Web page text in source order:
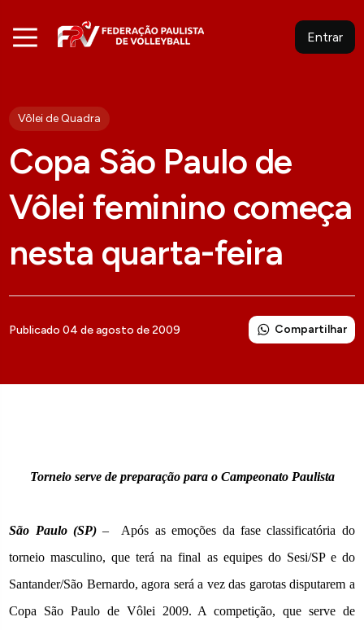
Entrar
Vôlei de Quadra
Copa São Paulo de
Vôlei feminino começa
nesta quarta-feira
Publicado 04 de agosto de 2009 Compartilhar
Torneio serve de preparação para o Campeonato Paulista
São Paulo (SP) –
Após as emoções da fase classificatória do
torneio masculino, que terá na final as equipes do Sesi/SP e do
Santander/São Bernardo, agora será a vez das garotas disputarem a
Copa São Paulo de Vôlei 2009. A competição, que serve de